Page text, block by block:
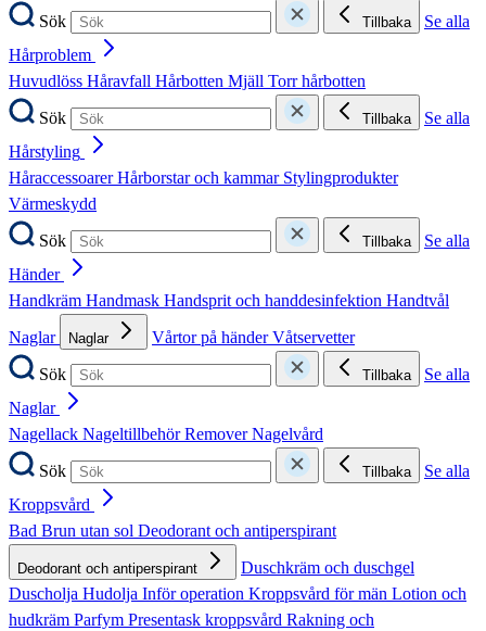
Sök
Tillbaka
Se alla
Hårproblem
Huvudlöss Håravfall Hårbotten Mjäll Torr hårbotten
Sök
Tillbaka
Se alla
Hårstyling
HåraccessoarerHårborstar och kammar Stylingprodukter
Värmeskydd
Sök
Tillbaka
Se alla
Händer
Handkräm Handmask Handsprit och handdesinfektion Handtvål
Naglar
Naglar Vårtor på händerVåtservetter
Sök
Tillbaka
Se alla
Naglar
Nagellack NageltillbehörRemoverNagelvård
Sök
Tillbaka
Se alla
Kroppsvård
Bad Brun utan sol Deodorant och antiperspirant
Deodorant och antiperspirant
Duschkräm och duschgel
Duscholja Hudolja Inför operation Kroppsvård för män Lotion och
hudkräm Parfym Presentask kroppsvård Rakning och